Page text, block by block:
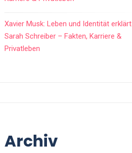
Xavier Musk: Leben und Identität erklärt
Sarah Schreiber – Fakten, Karriere &
Privatleben
Archiv